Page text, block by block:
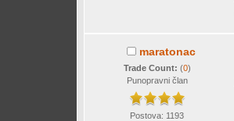
maratonac
Trade Count: (0)
Punopravni član
Postova: 1193